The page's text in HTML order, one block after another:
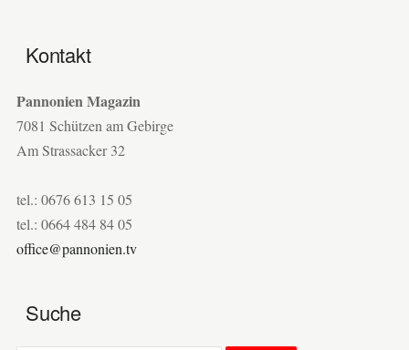
Kontakt
Pannonien Magazin
7081 Schützen am Gebirge
Am Strassacker 32
tel.: 0676 613 15 05
tel.: 0664 484 84 05
office@pannonien.tv
Suche